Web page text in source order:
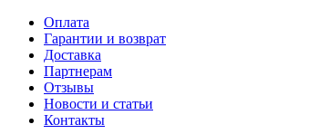
Оплата
Гарантии и возврат
Доставка
Партнерам
Отзывы
Новости и статьи
Контакты